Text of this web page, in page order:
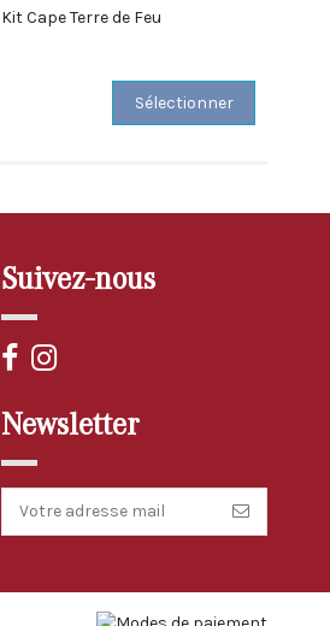
Kit Cape Terre de Feu
Sélectionner
Suivez-nous
Newsletter